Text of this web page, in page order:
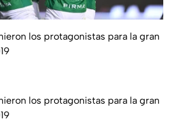
los protagonistas para la gran
los protagonistas para la gran